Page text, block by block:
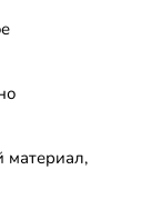
материал,